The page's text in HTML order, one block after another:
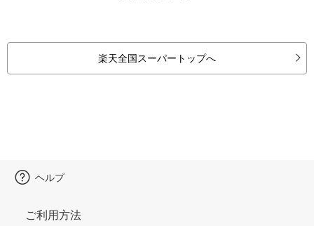
楽天全国スーパートップへ
ヘルプ
ご利用方法